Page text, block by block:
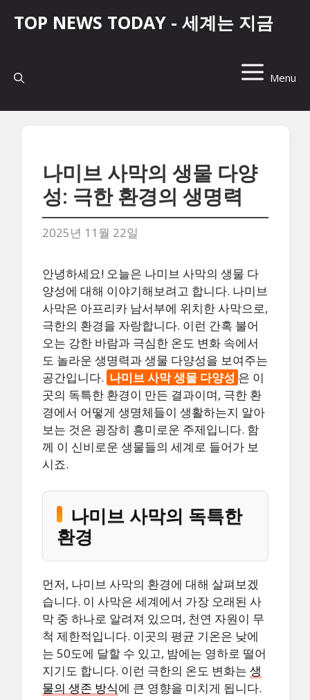
뛰
TOP NEWS TODAY - 세계는 지금
Menu
나미브 사막의 생물 다양
성: 극한 환경의 생명력
2025년 11월 22일
안녕하세요! 오늘은 나미브 사막의 생물 다
양성에 대해 이야기해보려고 합니다. 나미브
사막은 아프리카 남서부에 위치한 사막으로,
극한의 환경을 자랑합니다. 이런 간혹 불어
오는 강한 바람과 극심한 온도 변화 속에서
도 놀라운 생명력과 생물 다양성을 보여주는
공간입니다. 나미브 사막 생물 다양성 은 이
곳의 독특한 환경이 만든 결과이며, 극한 환
경에서 어떻게 생명체들이 생활하는지 알아
보는 것은 굉장히 흥미로운 주제입니다. 함
께 이 신비로운 생물들의 세계로 들어가 보
시죠.
나미브 사막의 독특한
환경
먼저, 나미브 사막의 환경에 대해 살펴보겠
습니다. 이 사막은 세계에서 가장 오래된 사
막 중 하나로 알려져 있으며, 천연 자원이 무
척 제한적입니다. 이곳의 평균 기온은 낮에
는 50도에 달할 수 있고, 밤에는 영하로 떨어
지기도 합니다. 이런 극한의 온도 변화는 생
물의 생존 방식에 큰 영향을 미치게 됩니다.